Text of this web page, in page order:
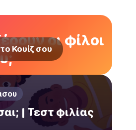
οι φίλοι
Κουίζ σου
| Τεστ φιλίας